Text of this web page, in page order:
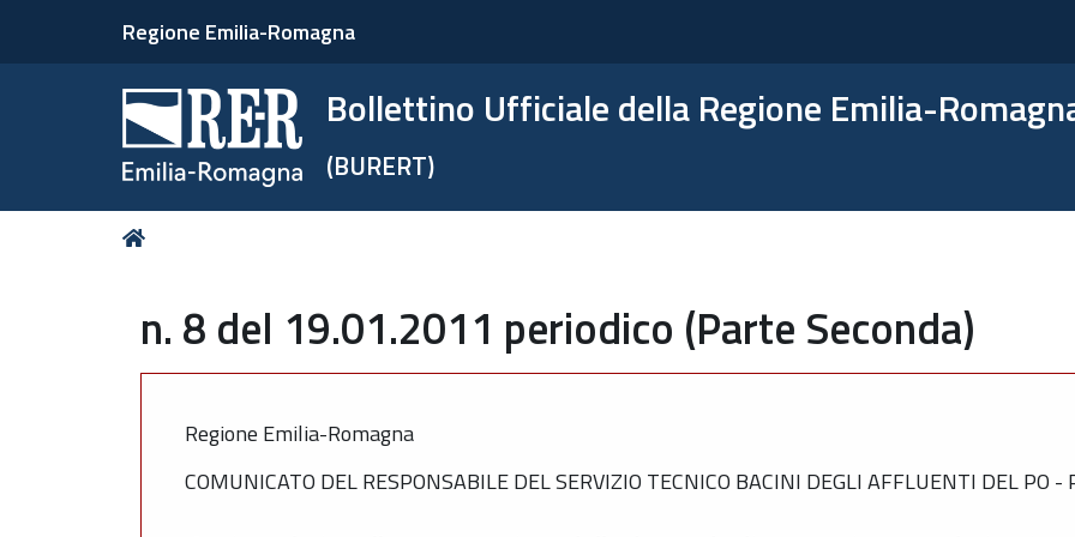
Regione Emilia-Romagna
Bollettino Ufficiale della Regione Emilia-
(BURERT)
Tu
n. 8 del 19.01.2011 periodico (Parte Seconda)
Regione Emilia-Romagna
COMUNICATO DEL RESPONSABILE DEL SERVIZIO TECNICO BACINI DEGLI AFFLUENTI DEL PO -